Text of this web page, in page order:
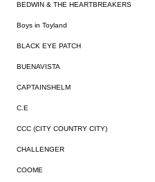
BEDWIN & THE HEARTBREAKERS
Boys in Toyland
BLACK EYE PATCH
BUENAVISTA
CAPTAINSHELM
C.E
CCC (CITY COUNTRY CITY)
CHALLENGER
COOME